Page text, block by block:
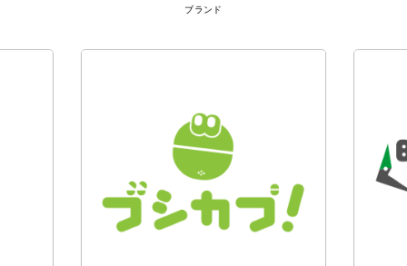
ブランド